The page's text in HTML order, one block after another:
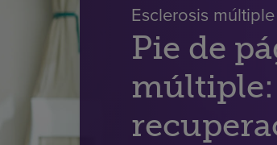
Esclerosis múltiple
Pie de
múltiple: